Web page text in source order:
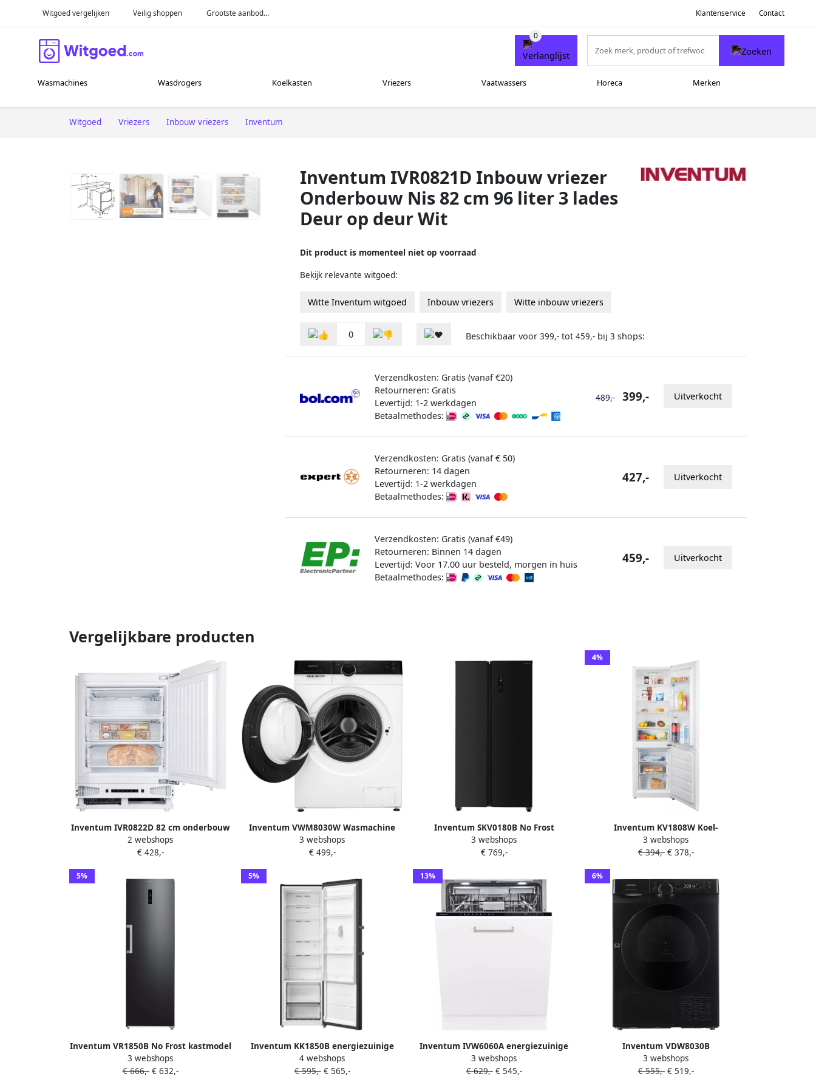
Witgoed vergelijken Veilig shoppen Grootste aanbod... Klantenservice Contact
Wasmachines Wasdrogers Koelkasten Vriezers Vaatwassers Horeca Merken
Witgoed Vriezers Inbouw vriezers Inventum
Inventum IVR0821D Inbouw vriezer
Onderbouw Nis 82 cm 96 liter 3 lades
Deur op deur Wit
Dit product is momenteel niet op voorraad
Bekijk relevante witgoed:
Witte Inventum witgoed Inbouw vriezers Witte inbouw vriezers
0 Beschikbaar voor 399,- tot 459,- bij 3 shops:
Verzendkosten: Gratis (vanaf €20)
Retourneren: Gratis
Levertijd: 1-2 werkdagen
Betaalmethodes:
489,- 399,- Uitverkocht
Verzendkosten: Gratis (vanaf € 50)
Retourneren: 14 dagen
Levertijd: 1-2 werkdagen
Betaalmethodes:
427,- Uitverkocht
Verzendkosten: Gratis (vanaf €49)
Retourneren: Binnen 14 dagen
Levertijd: Voor 17.00 uur besteld, morgen in huis
Betaalmethodes:
459,- Uitverkocht
Vergelijkbare producten
Inventum IVR0822D 82 cm onderbouw
vriezer energiezuinig 95 liter Stil 35 dB
Energielabel D Diepvries Deur op deur
2 webshops
€ 428,-
Inventum VWM8030W Wasmachine
8kg 1400 toeren Energielabel A-30%
Stoomfunctie Wit
3 webshops
€ 499,-
Inventum SKV0180B No Frost
energiezuinige Amerikaanse koelkast
532 liter Digitaal display Superkoelen
Zwart
3 webshops
€ 769,-
4%
Inventum KV1808W Koel-
vriescombinatie Wit
3 webshops
€ 394,-€ 378,-
5%
Inventum VR1850B No Frost kastmodel
vriezer energiezuinig 272 liter 185 cm
hoog Supervriezen Superkoelen
3 webshops
€ 666,-€ 632,-
5%
Inventum KK1850B energiezuinige
koelkast 185 cm hoog 362 liter
Kastmodel Zonder vriesvak
4 webshops
€ 595,-€ 565,-
13%
Inventum IVW6060A energiezuinige
inbouw vaatwasser 14 couverts
Volledig integreerbaar Besteklade-
3 webshops
€ 629,-€ 545,-
6%
Inventum VDW8030B
Warmtepompdroger 8kg 14
programma's UV-licht Energieklasse
3 webshops
€ 555,-€ 519,-